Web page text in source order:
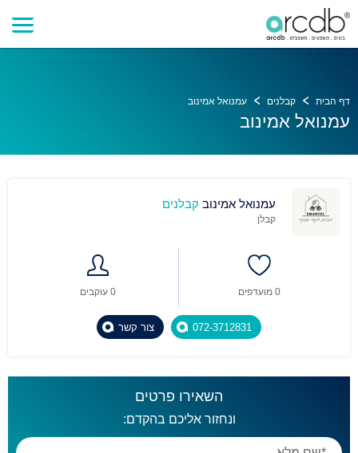
דף הבית קבלנים עמנואל אמינוב
עמנואל אמינוב
עמנואל אמינוב קבלנים
קבלן
0 עוקבים 0 מועדפים
צור קשר 072-3712831
השאירו פרטים
ונחזור אליכם בהקדם: